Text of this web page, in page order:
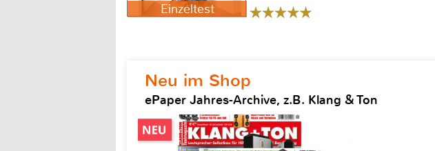
Einzeltest
Neu im Shop
ePaper Jahres-Archive, z.B. Klang & Ton